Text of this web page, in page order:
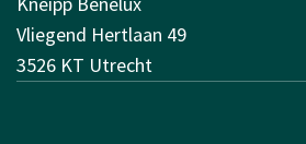
Vliegend Hertlaan 49
3526 KT Utrecht